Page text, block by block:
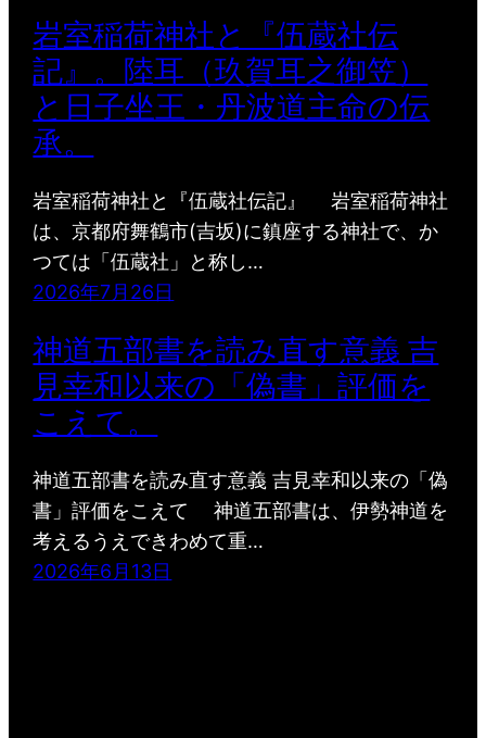
岩室稲荷神社と『伍蔵社伝
記』。陸耳（玖賀耳之御笠）
と日子坐王・丹波道主命の伝
承。
岩室稲荷神社と『伍蔵社伝記』 岩室稲荷神社
は、京都府舞鶴市(吉坂)に鎮座する神社で、か
つては「伍蔵社」と称し…
2026年7月26日
神道五部書を読み直す意義 吉
見幸和以来の「偽書」評価を
こえて。
神道五部書を読み直す意義 吉見幸和以来の「偽
書」評価をこえて 神道五部書は、伊勢神道を
考えるうえできわめて重…
2026年6月13日